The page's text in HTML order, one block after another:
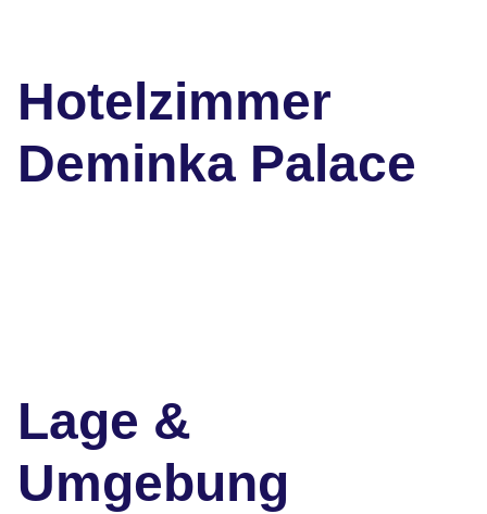
Hotelzimmer
Deminka Palace
Lage &
Umgebung